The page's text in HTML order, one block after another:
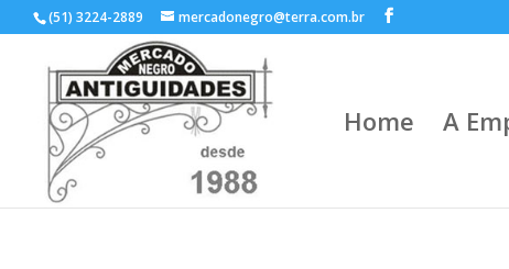
(51) 3224-2889 mercadonegro@terra.com.br
Home A